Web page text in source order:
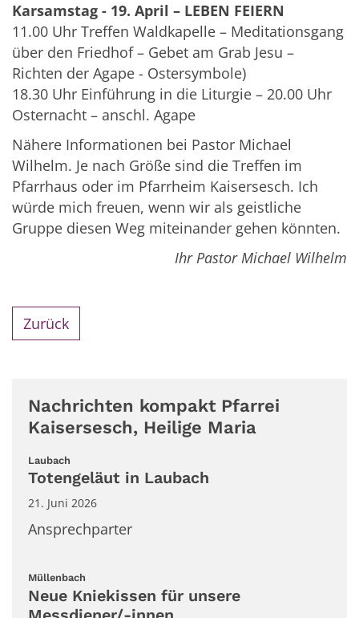
Karsamstag - 19. April – LEBEN FEIERN
11.00 Uhr Treffen Waldkapelle – Meditationsgang
über den Friedhof – Gebet am Grab Jesu –
Richten der Agape - Ostersymbole)
18.30 Uhr Einführung in die Liturgie – 20.00 Uhr
Osternacht – anschl. Agape
Nähere Informationen bei Pastor Michael
Wilhelm. Je nach Größe sind die Treffen im
Pfarrhaus oder im Pfarrheim Kaisersesch. Ich
würde mich freuen, wenn wir als geistliche
Gruppe diesen Weg miteinander gehen könnten.
Ihr Pastor Michael Wilhelm
Zurück
Nachrichten kompakt Pfarrei
Kaisersesch, Heilige Maria
Laubach
Totengeläut in Laubach
21. Juni 2026
Ansprechparter
Müllenbach
Neue Kniekissen für unsere